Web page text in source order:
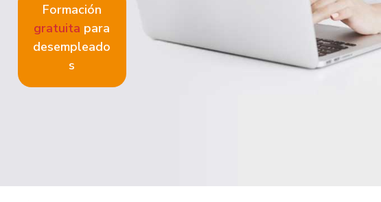
Formación
gratuita para
desempleado
s